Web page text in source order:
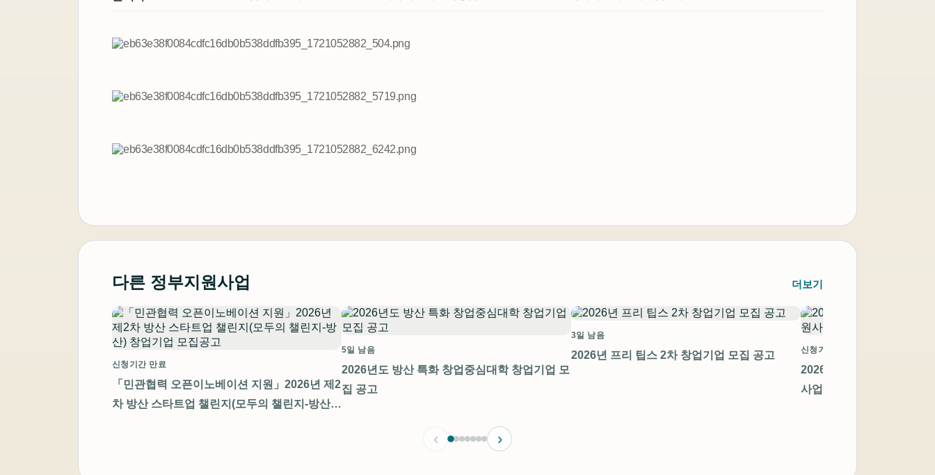
다른 정부지원사업 더보기
신청기간 만료
「민관협력 오픈이노베이션 지원」2026년 제2
차 방산 스타트업 챌린지(모두의 챌린지-방산)
5일 남음
2026년도 방산 특화 창업중심대학 창업기업 모
집 공고
3일 남음
2026년 프리 팁스 2차 창업기업 모집 공고 신청기간 만료
2026년 지역 첨단제조 스
사업 창업기업 모집공고
‹ ›